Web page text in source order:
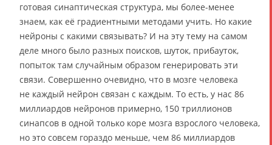
готовая синаптическая структура, мы более-менее
знаем, как её градиентными методами учить. Но какие
нейроны с какими связывать? И на эту тему на самом
деле много было разных поисков, шуток, прибауток,
попыток там случайным образом генерировать эти
связи. Совершенно очевидно, что в мозге человека
не каждый нейрон связан с каждым. То есть, у нас 86
миллиардов нейронов примерно, 150 триллионов
синапсов в одной только коре мозга взрослого человека,
но это совсем гораздо меньше, чем 86 миллиардов